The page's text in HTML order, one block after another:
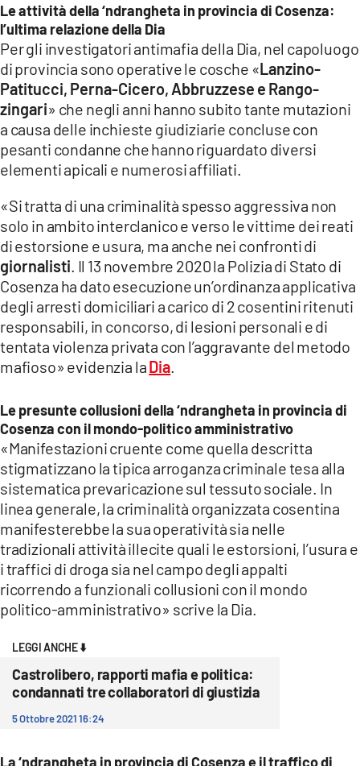
Le attività della ‘ndrangheta in provincia di Cosenza:
l’ultima relazione della Dia
Per gli investigatori antimafia della Dia, nel capoluogo
di provincia sono operative le cosche «Lanzino-
Patitucci, Perna-Cicero, Abbruzzese e Rango-
zingari» che negli anni hanno subito tante mutazioni
a causa delle inchieste giudiziarie concluse con
pesanti condanne che hanno riguardato diversi
elementi apicali e numerosi affiliati.
«Si tratta di una criminalità spesso aggressiva non
solo in ambito interclanico e verso le vittime dei reati
di estorsione e usura, ma anche nei confronti di
giornalisti . Il 13 novembre 2020 la Polizia di Stato di
Cosenza ha dato esecuzione un’ordinanza applicativa
degli arresti domiciliari a carico di 2 cosentini ritenuti
responsabili, in concorso, di lesioni personali e di
tentata violenza privata con l’aggravante del metodo
mafioso» evidenzia laDia
Le presunte collusioni della ‘ndrangheta in provincia di
Cosenza con il mondo-politico amministrativo
«Manifestazioni cruente come quella descritta
stigmatizzano la tipica arroganza criminale tesa alla
sistematica prevaricazione sul tessuto sociale. In
linea generale, la criminalità organizzata cosentina
manifesterebbe la sua operatività sia nelle
tradizionali attività illecite quali le estorsioni, l’usura e
i traffici di droga sia nel campo degli appalti
ricorrendo a funzionali collusioni con il mondo
politico-amministrativo» scrive la Dia.
LEGGI ANCHE ⬇️
Castrolibero, rapporti mafia e politica:
condannati tre collaboratori di giustizia
5 Ottobre 2021 16:24
La ‘ndrangheta in provincia di Cosenza e il traffico di